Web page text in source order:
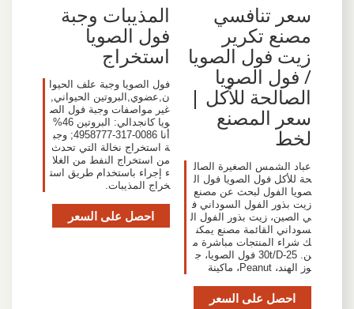
سعر تنافسي
مصنع تكرير
زيت فول الصويا
/ فول الصويا
الصالحة للأكل |
سعر المصنع
لخط
عباد الشمس الصغيرة الصال
حة للأكل فول الصويا فول ال
صويا الفول لبحث عن مصنع
زيت بذور الفول السوداني ف
ي الصين، زيت بذور الفول ال
سوداني القائمة مصنع يمكن
ك شراء المنتجات مباشرة م
ن. 25-30t/D فول الصويا، ج
وز الهند، Peanut، ماكينة
احصل على السعر
المذيبات وجبة
فول الصويا
استخراج
فول الصويا وجبة علف الحيوا
ن,عضوي,البروتين الحيواني,
غير مواصفات وجبة فول الص
ويا كانجدالي: البروتين 46%
أنا 0086-317-4958777; وجب
ة استخراج نخالة التي تحدث
من استخراج النفط من الغلا
ء إجراء باستخدام طريق است
خراج المذيبات.
احصل على السعر